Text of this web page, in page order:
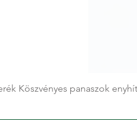
Köszvényes panaszok